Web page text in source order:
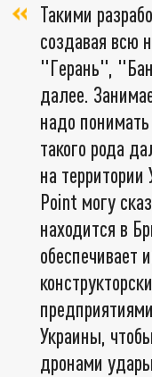
Такими
создавая всю
"Герань",
далее.
надо
такого рода
на
Point могу
находится в
обеспечивает
Украины,
дронами